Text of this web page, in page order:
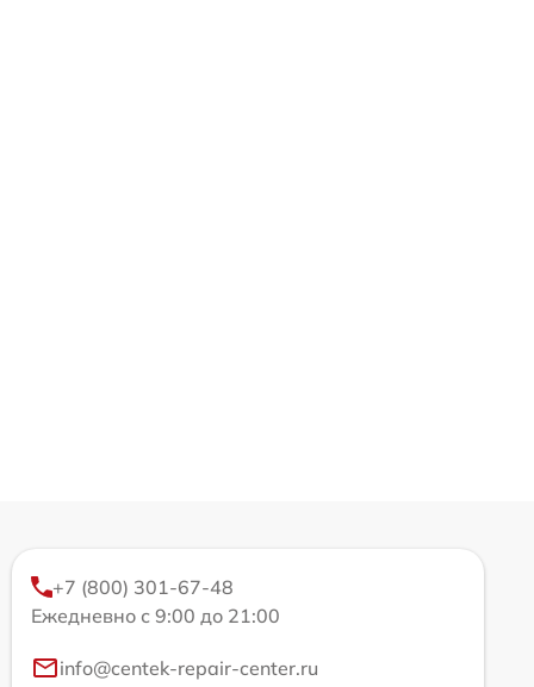
+7 (800) 301-67-48
Ежедневно с 9:00 до 21:00
info@centek-repair-center.ru